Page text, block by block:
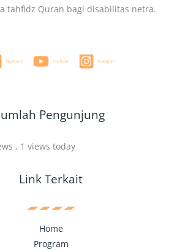
tahfidz Quran bagi disabilitas netra.
Facebook YouTube Instagram
Pengunjung
, 1 views today
Link Terkait
Home
Program